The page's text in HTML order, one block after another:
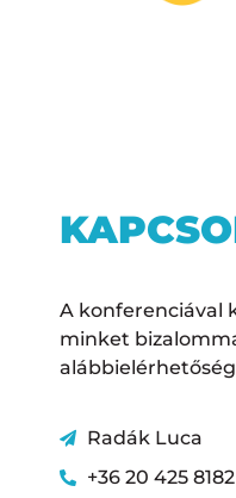
A konferenciával
minket
Radák Luca
+36 20 425 8182